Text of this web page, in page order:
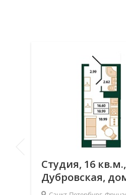
Студия, 16
Дубровская,